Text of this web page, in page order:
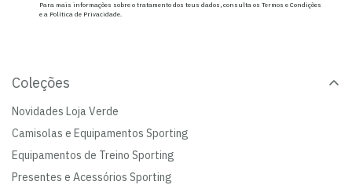
Para mais informações sobre o tratamento dos teus dados, consulta os Termos e Condições
e a Política de Privacidade.
Coleções
Novidades Loja Verde
Camisolas e Equipamentos Sporting
Equipamentos de Treino Sporting
Presentes e Acessórios Sporting